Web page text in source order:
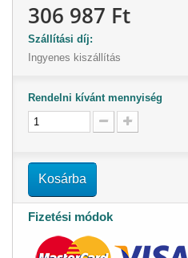
306 987 Ft
Szállítási díj:
Ingyenes kiszállítás
Rendelni kívánt mennyiség
Kosárba
Fizetési módok